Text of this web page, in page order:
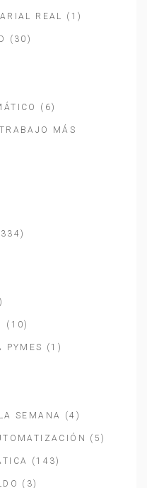
REAL (1)
(30)
(6)
MÁS
(10)
PYMES (1)
SEMANA (4)
(5)
(143)
(3)